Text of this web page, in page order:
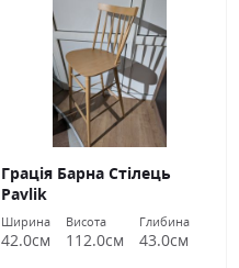
Грація Барна Стілець
Pavlik
Ширина
42.0см
Висота
112.0см
Глибина
43.0см